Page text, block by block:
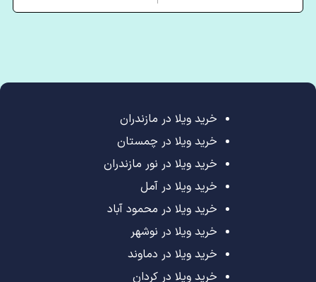
خرید ویلا در مازندران
خرید ویلا در چمستان
خرید ویلا در نور مازندران
خرید ویلا در آمل
خرید ویلا در محمود آباد
خرید ویلا در نوشهر
خرید ویلا در دماوند
خرید ویلا در کردان